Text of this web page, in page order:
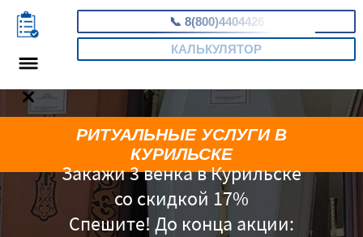
📞 8(800)4404426
КАЛЬКУЛЯТОР
Закажи 3 венка в Курильске
со скидкой 17%
Спешите! До конца акции:
РИТУАЛЬНЫЕ УСЛУГИ В
КУРИЛЬСКЕ